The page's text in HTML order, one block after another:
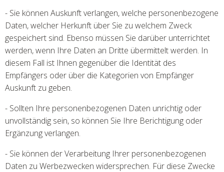
- Sie können Auskunft verlangen, welche personenbezogene
Daten, welcher Herkunft über Sie zu welchem Zweck
gespeichert sind. Ebenso müssen Sie darüber unterrichtet
werden, wenn Ihre Daten an Dritte übermittelt werden. In
diesem Fall ist Ihnen gegenüber die Identität des
Empfängers oder über die Kategorien von Empfänger
Auskunft zu geben.
- Sollten Ihre personenbezogenen Daten unrichtig oder
unvollständig sein, so können Sie Ihre Berichtigung oder
Ergänzung verlangen.
- Sie können der Verarbeitung Ihrer personenbezogenen
Daten zu Werbezwecken widersprechen. Für diese Zwecke